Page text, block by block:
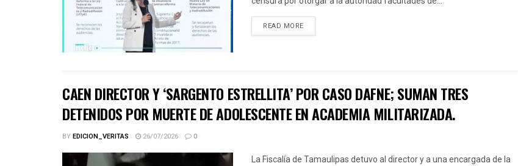
READ MORE
CAEN DIRECTOR Y ‘SARGENTO ESTRELLITA’ POR CASO DAFNE; SUMAN TRES
DETENIDOS POR MUERTE DE ADOLESCENTE EN ACADEMIA MILITARIZADA.
BYEDICION_VERITAS 26/07/2026 0
La Fiscalía de Tamaulipas detuvo al director y a una encargada de la